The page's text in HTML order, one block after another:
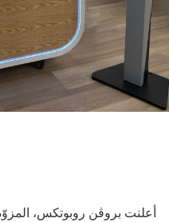
أعلنت بروڤن روبوتكس،